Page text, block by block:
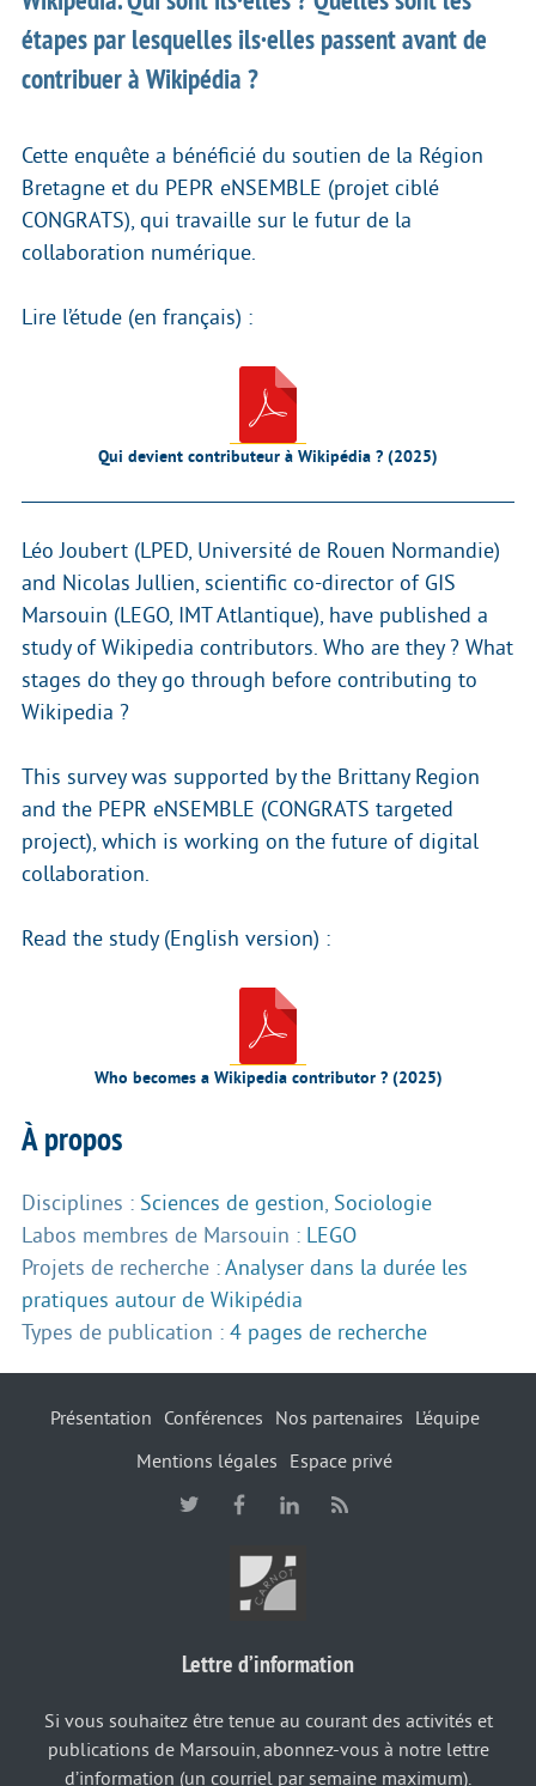
étapes par lesquelles ils·elles passent avant de
contribuer à Wikipédia ?
Cette enquête a bénéficié du soutien de la Région
Bretagne et du PEPR eNSEMBLE (projet ciblé
CONGRATS), qui travaille sur le futur de la
collaboration numérique.
Lire l’étude (en français) :
Qui devient contributeur à Wikipédia ? (2025)
Léo Joubert (LPED, Université de Rouen Normandie)
and Nicolas Jullien, scientific co-director of GIS
Marsouin (LEGO, IMT Atlantique), have published a
study of Wikipedia contributors. Who are they ? What
stages do they go through before contributing to
Wikipedia ?
This survey was supported by the Brittany Region
and the PEPR eNSEMBLE (CONGRATS targeted
project), which is working on the future of digital
collaboration.
Read the study (English version) :
Who becomes a Wikipedia contributor ? (2025)
À propos
Disciplines : Sciences de gestion Sociologie
Labos membres de Marsouin : LEGO
Projets de recherche : Analyser dans la durée les
pratiques autour de Wikipédia
Types de publication : 4 pages de recherche
Présentation Conférences Nos partenaires
L’équipe
Mentions légales
Espace privé
Lettre d’information
Si vous souhaitez être tenue au courant des activités et
publications de Marsouin, abonnez-vous à notre lettre
d’information (un courriel par semaine maximum).